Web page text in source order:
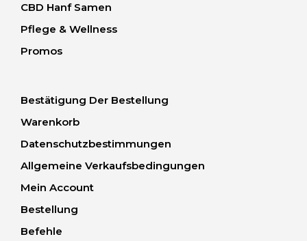
CBD Hanf Samen
Pflege & Wellness
Promos
Bestätigung Der Bestellung
Warenkorb
Datenschutzbestimmungen
Allgemeine Verkaufsbedingungen
Mein Account
Bestellung
Befehle